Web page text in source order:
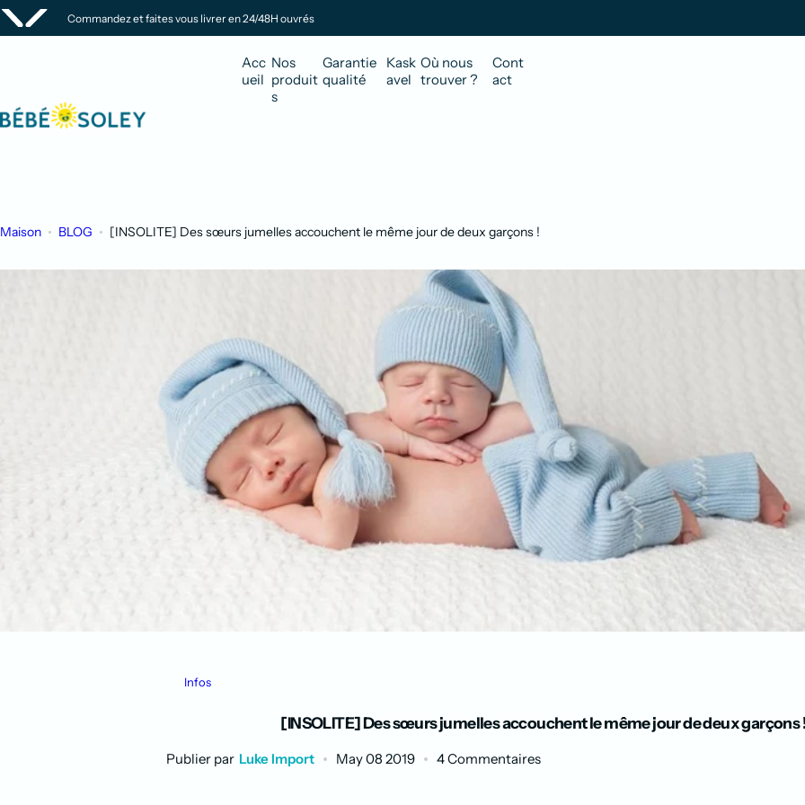
Commandez et faites vous livrer en 24/48H ouvrés
Acc
ueil
Nos
produit
s
Garantie
qualité
Kask
avel
Où nous
trouver ?
Cont
act
Maison BLOG [INSOLITE] Des sœurs jumelles accouchent le même jour de deux garçons !
Infos
[INSOLITE] Des sœurs jumelles accouchent le même jour de deux garçons
Publier par Luke Import May 08 2019 4 Commentaires
P
a
r
n